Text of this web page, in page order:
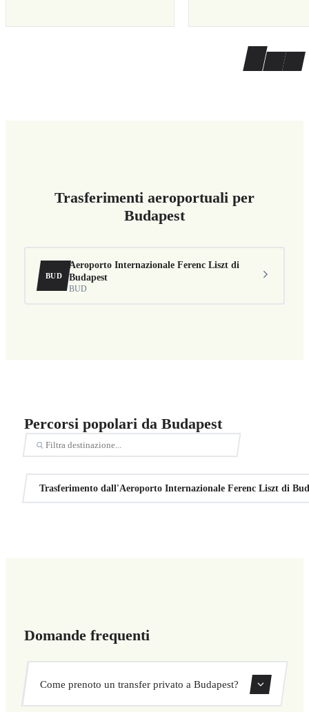
Trasferimenti aeroportuali per
Budapest
BUD
Aeroporto Internazionale Ferenc Liszt di
Budapest
BUD
Percorsi popolari da Budapest
Trasferimento dall'Aeroporto Internazionale Ferenc Liszt di
Domande frequenti
Come prenoto un transfer privato a Budapest?